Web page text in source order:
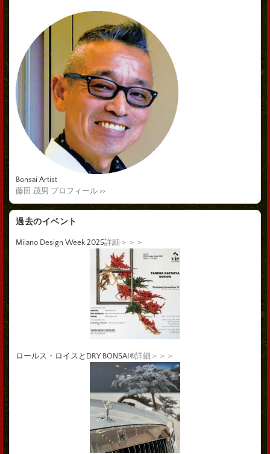
Bonsai Artist
藤田 茂男 プロフィール >>
過去のイベント
Milano Design Week 2025詳細＞＞＞
ロールス・ロイスとDRY BONSAI®詳細＞＞＞